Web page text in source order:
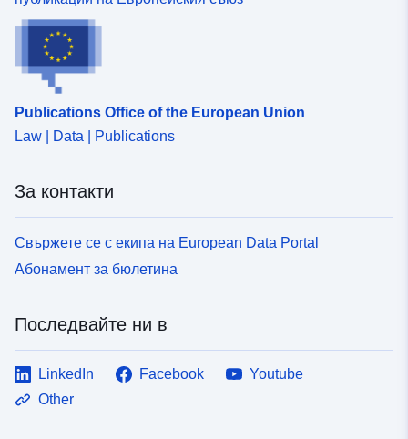
Publications Office of the European Union
Law | Data | Publications
За контакти
Свържете се с екипа на European Data Portal
Абонамент за бюлетина
Последвайте ни в
LinkedIn Facebook
Youtube
Other